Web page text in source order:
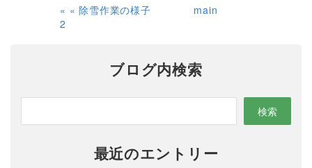
«除雪作業の様子
2
main
ブログ内検索
最近のエントリー